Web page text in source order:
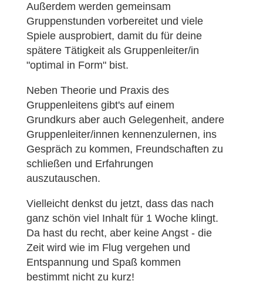
Außerdem werden gemeinsam
Gruppenstunden vorbereitet und viele
Spiele ausprobiert, damit du für deine
spätere Tätigkeit als Gruppenleiter/in
"optimal in Form" bist.
Neben Theorie und Praxis des
Gruppenleitens gibt's auf einem
Grundkurs aber auch Gelegenheit, andere
Gruppenleiter/innen kennenzulernen, ins
Gespräch zu kommen, Freundschaften zu
schließen und Erfahrungen
auszutauschen.
Vielleicht denkst du jetzt, dass das nach
ganz schön viel Inhalt für 1 Woche klingt.
Da hast du recht, aber keine Angst - die
Zeit wird wie im Flug vergehen und
Entspannung und Spaß kommen
bestimmt nicht zu kurz!